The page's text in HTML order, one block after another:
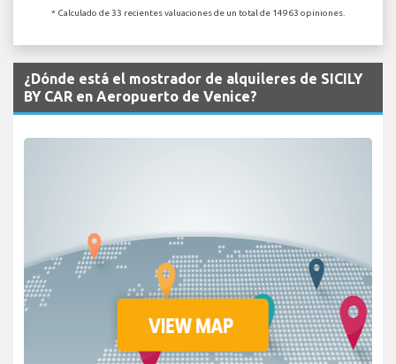
* Calculado de 33 recientes valuaciones de un total de 14963 opiniones.
¿Dónde está el mostrador de alquileres de SICILY
BY CAR en Aeropuerto de Venice?